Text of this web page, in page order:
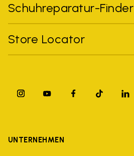
Schuhreparatur-Finder
Store Locator
UNTERNEHMEN